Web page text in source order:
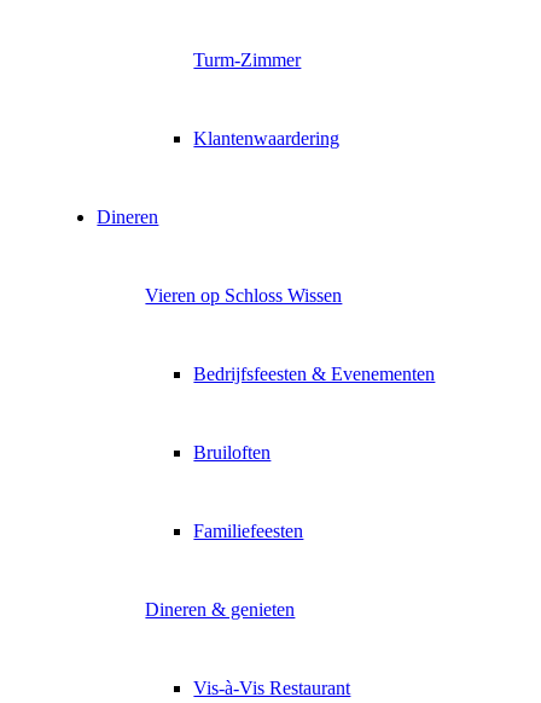
Turm-Zimmer
Klantenwaardering
Dineren
Vieren op Schloss Wissen
Bedrijfsfeesten & Evenementen
Bruiloften
Familiefeesten
Dineren & genieten
Vis-à-Vis Restaurant